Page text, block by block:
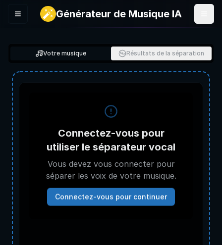
Menu Générateur de Musique IA
Votre musique Résultats de la séparation
Connectez-vous pour
utiliser le séparateur vocal
Vous devez vous connecter pour
séparer les voix de votre musique.
Connectez-vous pour continuer